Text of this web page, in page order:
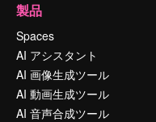
製品
Spaces
AI アシスタント
AI 画像生成ツール
AI 動画生成ツール
AI 音声合成ツール